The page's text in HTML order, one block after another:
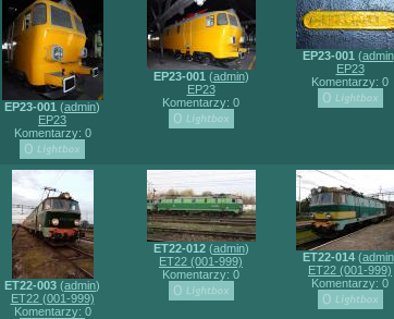
EP23-001 (admin)
EP23
Komentarzy: 0
EP23-001 (admin)
EP23
Komentarzy: 0
EP23-001 (admin
EP23
Komentarzy: 0
ET22-003 (admin)
ET22 (001-999)
Komentarzy: 0
ET22-012(admin)
ET22 (001-999)
Komentarzy: 0
ET22-014(admin
ET22 (001-999)
Komentarzy: 0